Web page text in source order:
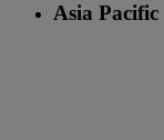
Asia Pacific